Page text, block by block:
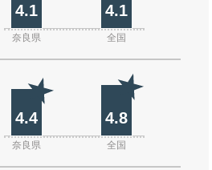
4.1 4.1
奈良県 全国
4.4 4.8
奈良県 全国